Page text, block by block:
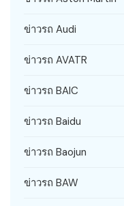
ข่าวรถ Audi
ข่าวรถ AVATR
ข่าวรถ BAIC
ข่าวรถ Baidu
ข่าวรถ Baojun
ข่าวรถ BAW